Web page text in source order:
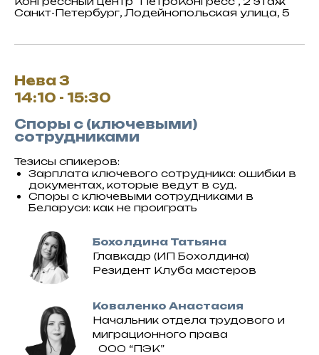
Санкт-Петербург, Лодейнопольская улица, 5
Нева 3
14:10 - 15:30
Споры с (ключевыми)
сотрудниками
Тезисы спикеров:
Зарплата ключевого сотрудника: ошибки в
документах, которые ведут в суд.
Споры с ключевыми сотрудниками в
Беларуси: как не проиграть
Бохолдина Татьяна
Главкадр (ИП Бохолдина)
Резидент Клуба мастеров
Коваленко Анастасия
Начальник отдела трудового и
миграционного права
ООО “ПЭК”